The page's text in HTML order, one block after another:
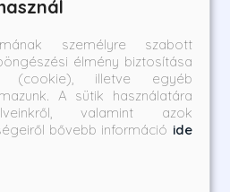
személyre szabott
élmény biztosítása
(cookie), illetve egyéb
A sütik használatára
valamint azok
bővebb információ ide